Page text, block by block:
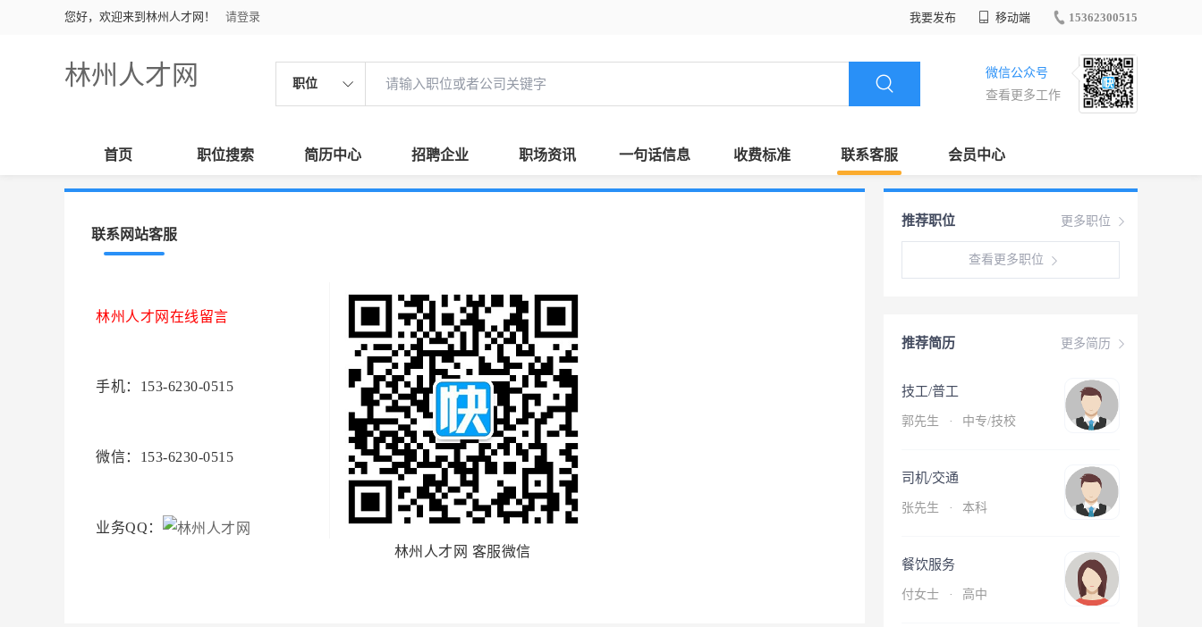
您好，欢迎来到林州人才网！ 请登录 我要发布 移动端 15362300515
林州人才网 职位
微信公众号
查看更多工作
首页 职位搜索 简历中心 招聘企业 职场资讯 一句话信息 收费标准 联系客服 会员中心
联系网站客服
林州人才网在线留言
林州人才网 客服微信
手机：153-6230-0515
微信：153-6230-0515
业务QQ：
更多职位
推荐职位
查看更多职位
更多简历
推荐简历
技工/普工
郭先生 · 中专/技校
司机/交通
张先生 · 本科
餐饮服务
付女士 · 高中